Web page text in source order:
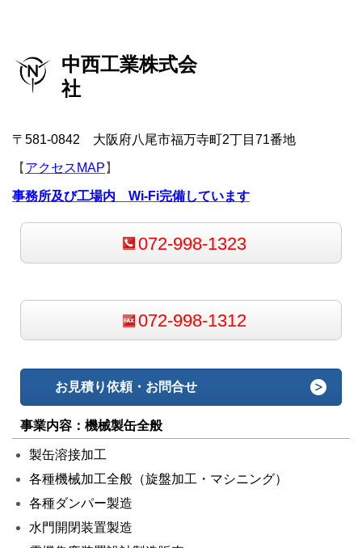
中西工業株式会
社
〒581-0842 大阪府八尾市福万寺町2丁目71番地
【 アクセスMAP 】
事務所及び工場内 Wi-Fi完備しています
072-998-1323
072-998-1312
お見積り依頼・お問合せ
事業内容：機械製缶全般
製缶溶接加工
各種機械加工全般（旋盤加工・マシニング）
各種ダンパー製造
水門開閉装置製造